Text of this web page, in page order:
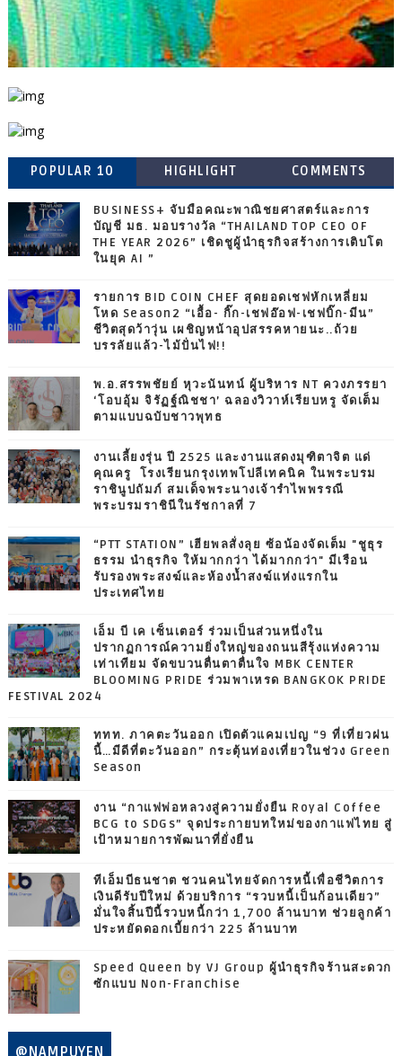
POPULAR 10 HIGHLIGHT COMMENTS
BUSINESS+ จับมือคณะพาณิชยศาสตร์และการ
บัญชี มธ. มอบรางวัล “THAILAND TOP CEO OF
THE YEAR 2026” เชิดชูผู้นำธุรกิจสร้างการเติบโต
ในยุค AI ”
รายการ BID COIN CHEF สุดยอดเชฟหักเหลี่ยม
โหด Season2 “เอื้อ- กิ๊ก-เชฟอ๊อฟ-เชฟบิ๊ก-มีน”
ชีวิตสุดว้าวุ่น เผชิญหน้าอุปสรรคหายนะ..ถ้วย
บรรลัยแล้ว-ไม้ปั่นไฟ!!
พ.อ.สรรพชัยย์ หุวะนันทน์ ผู้บริหาร NT ควงภรรยา
‘โอบอุ้ม จิรัฏฐ์ณิชชา’ ฉลองวิวาห์เรียบหรู จัดเต็ม
ตามแบบฉบับชาวพุทธ
งานเลี้ยงรุ่น ปี 2525 และงานแสดงมุฑิตาจิต แด่
คุณครู โรงเรียนกรุงเทพโปลีเทคนิค ในพระบรม
ราชินูปถัมภ์ สมเด็จพระนางเจ้ารำไพพรรณี
พระบรมราชินีในรัชกาลที่ 7
“PTT STATION” เฮียพลสั่งลุย ซ้อน้องจัดเต็ม "ชูธุร
ธรรม นำธุรกิจ ให้มากกว่า ได้มากกว่า" มีเรือน
รับรองพระสงฆ์และห้องน้ำสงฆ์แห่งแรกใน
ประเทศไทย
เอ็ม บี เค เซ็นเตอร์ ร่วมเป็นส่วนหนึ่งใน
ปรากฏการณ์ความยิ่งใหญ่ของถนนสีรุ้งแห่งความ
เท่าเทียม จัดขบวนตื่นตาตื่นใจ MBK CENTER
BLOOMING PRIDE ร่วมพาเหรด BANGKOK PRIDE
FESTIVAL 2024
ททท. ภาคตะวันออก เปิดตัวแคมเปญ “9 ที่เที่ยวฝน
นี้…มีดีที่ตะวันออก” กระตุ้นท่องเที่ยวในช่วง Green
Season
งาน “กาแฟพ่อหลวงสู่ความยั่งยืน Royal Coffee
BCG to SDGs” จุดประกายบทใหม่ของกาแฟไทย สู่
เป้าหมายการพัฒนาที่ยั่งยืน
ทีเอ็มบีธนชาต ชวนคนไทยจัดการหนี้เพื่อชีวิตการ
เงินดีรับปีใหม่ ด้วยบริการ “รวบหนี้เป็นก้อนเดียว”
มั่นใจสิ้นปีนี้รวบหนี้กว่า 1,700 ล้านบาท ช่วยลูกค้า
ประหยัดดอกเบี้ยกว่า 225 ล้านบาท
Speed Queen by VJ Group ผู้นำธุรกิจร้านสะดวก
ซักแบบ Non-Franchise